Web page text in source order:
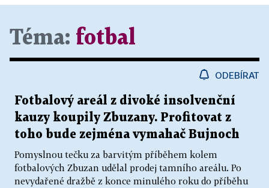
Téma: fotbal
ODEBÍRAT
Fotbalový areál z divoké insolvenční
kauzy koupily Zbuzany. Profitovat z
toho bude zejména vymahač Bujnoch
Pomyslnou tečku za barvitým příběhem kolem
fotbalových Zbuzan udělal prodej tamního areálu. Po
nevydařené dražbě z konce minulého roku do příběhu